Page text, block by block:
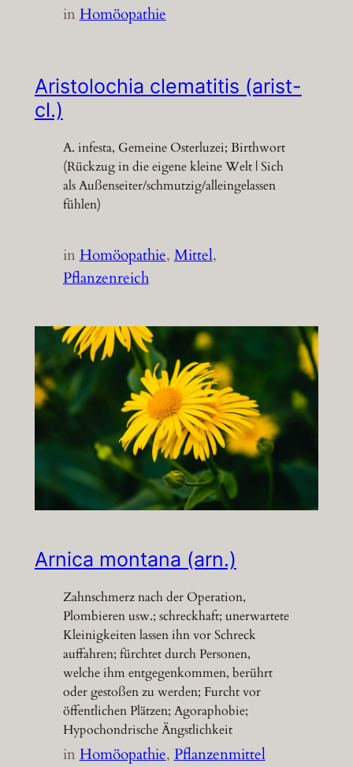
inHomöopathie
Aristolochia clematitis (arist-
cl.)
A. infesta, Gemeine Osterluzei; Birthwort
(Rückzug in die eigene kleine Welt | Sich
als Außenseiter/schmutzig/alleingelassen
fühlen)
inHomöopathie, Mittel
Pflanzenreich
Arnica montana (arn.)
Zahnschmerz nach der Operation,
Plombieren usw.; schreckhaft; unerwartete
Kleinigkeiten lassen ihn vor Schreck
auffahren; fürchtet durch Personen,
welche ihm entgegenkommen, berührt
oder gestoßen zu werden; Furcht vor
öffentlichen Plätzen; Agoraphobie;
Hypochondrische Ängstlichkeit
inHomöopathie, Pflanzenmittel